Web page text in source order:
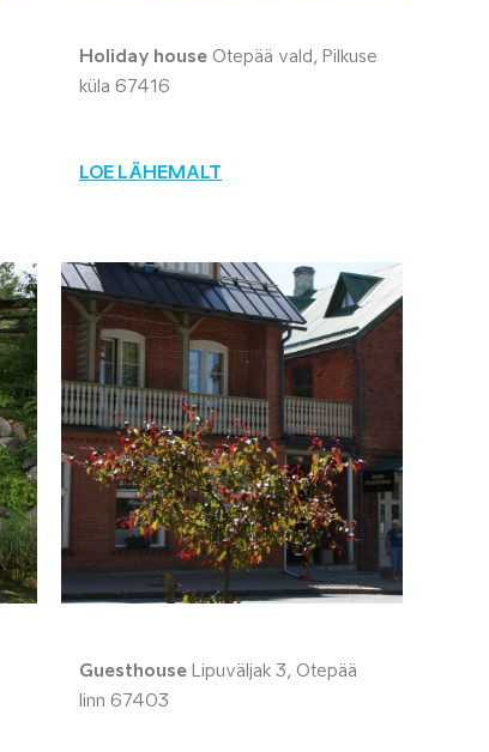
Holiday house Otepää vald, Pilkuse
küla 67416
LOE LÄHEMALT
Guesthouse Lipuväljak 3, Otepää
linn 67403